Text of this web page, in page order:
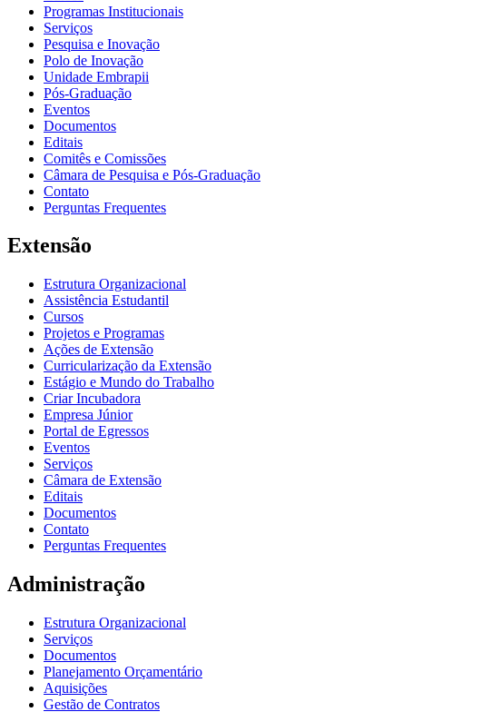
Programas Institucionais
Serviços
Pesquisa e Inovação
Polo de Inovação
Unidade Embrapii
Pós-Graduação
Eventos
Documentos
Editais
Comitês e Comissões
Câmara de Pesquisa e Pós-Graduação
Contato
Perguntas Frequentes
Extensão
Estrutura Organizacional
Assistência Estudantil
Cursos
Projetos e Programas
Ações de Extensão
Curricularização da Extensão
Estágio e Mundo do Trabalho
Criar Incubadora
Empresa Júnior
Portal de Egressos
Eventos
Serviços
Câmara de Extensão
Editais
Documentos
Contato
Perguntas Frequentes
Administração
Estrutura Organizacional
Serviços
Documentos
Planejamento Orçamentário
Aquisições
Gestão de Contratos